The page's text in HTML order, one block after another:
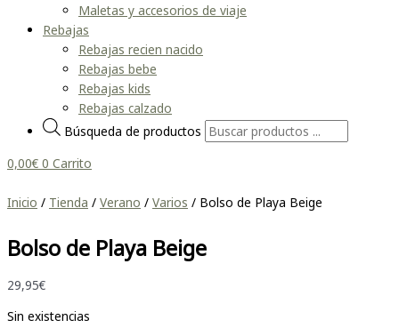
Maletas y accesorios de viaje
Rebajas
Rebajas recien nacido
Rebajas bebe
Rebajas kids
Rebajas calzado
Búsqueda de productos
0,00€ 0 Carrito
Inicio / Tienda / Verano / Varios / Bolso de Playa Beige
Bolso de Playa Beige
29,95€
Sin existencias